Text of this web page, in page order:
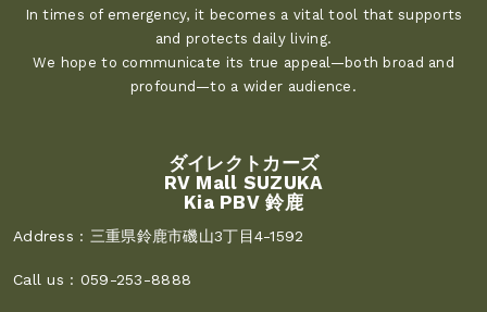
In times of emergency, it becomes a vital tool that supports
and protects daily living.
We hope to communicate its true appeal—both broad and
profound—to a wider audience.
ダイレクトカーズ
RV Mall SUZUKA
Kia PBV 鈴鹿
Address : 三重県鈴鹿市磯山3丁目4-1592
Call us : 059-253-8888